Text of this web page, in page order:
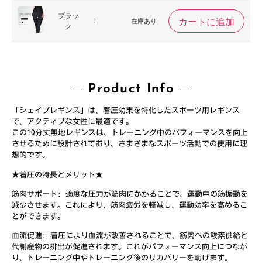
ブラッ
ク
L 在庫あり カートに追加
Product Info
「シェイプレギンス」は、着圧効果を特化したスポーツ用レギンス
で、アクティブな女性に最適です。
この10分丈無地レギンスは、トレーニング中のパフォーマンスを向上
させるために設計されており、さまざまなスポーツ活動での使用に理
想的です。
★着圧の特長とメリット★
筋肉サポート: 適度な圧力が筋肉にかかることで、運動中の筋振動を
減少させます。これにより、筋肉疲労を軽減し、運動効率を高めるこ
とができます。
血流促進: 着圧により血流が改善されることで、筋肉への酸素供給と
代謝産物の排出が促進されます。これがパフォーマンス向上につなが
り、トレーニング中やトレーニング後のリカバリーを助けます。